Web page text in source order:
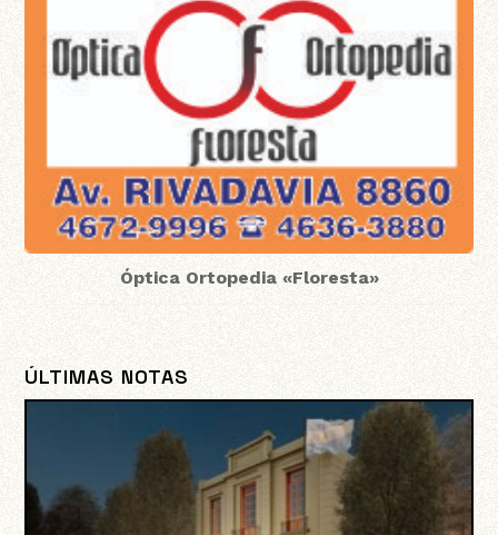
Óptica Ortopedia «Floresta»
ÚLTIMAS NOTAS